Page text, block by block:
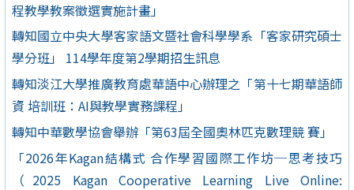
程教學教案徵選實施計畫」
轉知國立中央大學客家語文暨社會科學學系「客家研究碩士
學分班」 114學年度第2學期招生訊息
轉知淡江大學推廣教育處華語中心辦理之「第十七期華語師
資 培訓班：AI與教學實務課程」
轉知中華數學協會舉辦「第63屆全國奧林匹克數理競 賽」
「2026年Kagan結構式 合作學習國際工作坊─思考技巧
（2025 Kagan Cooperative Learning Live Online: